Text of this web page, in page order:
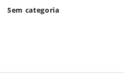
Sem categoria